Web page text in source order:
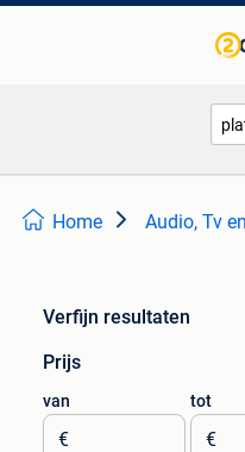
Home Audio, Tv
Verfijn resultaten
Prijs
van
€
tot
€